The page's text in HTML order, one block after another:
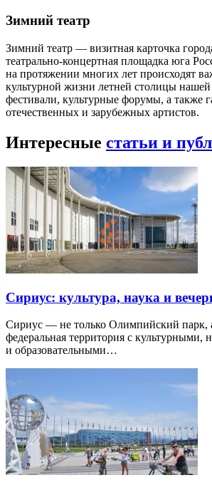
Зимний театр
Зимний театр — визитная карточка
театрально-концертная площадка юга
на протяжении многих лет происходят
культурной жизни летней столицы
фестивали, культурные форумы, а также
отечественных и зарубежных артистов.
Интересные статьи и
Сириус: культура, наука и
Сириус — не только Олимпийский парк,
федеральная территория с культурными,
и образовательными…